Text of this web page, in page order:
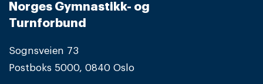
Norges Gymnastikk- og
Turnforbund
Sognsveien 73
Postboks 5000, 0840 Oslo